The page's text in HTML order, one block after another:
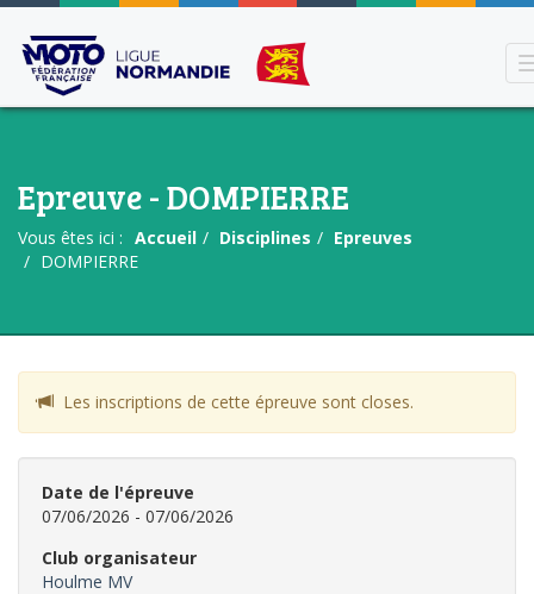
Epreuve - DOMPIERRE
Vous êtes ici : Accueil Disciplines
Epreuves
DOMPIERRE
Les inscriptions de cette épreuve sont closes.
Date de l'épreuve
07/06/2026 - 07/06/2026
Club organisateur
Houlme MV